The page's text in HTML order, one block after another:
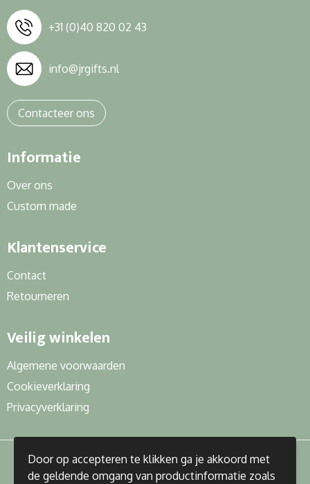
+31 (0)40 820 02 43
info@jrgifts.nl
Contacteer ons
Informatie
Over ons
Custom made
Klantenservice
Contact
Retourneren
Veilig winkelen
Algemene voorwaarden
Cookieverklaring
Privacyverklaring
Door op accepteren te klikken ga je akkoord met
de geldende omgang van productinformatie zoals